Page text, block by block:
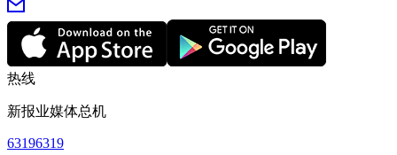
热线
新报业媒体总机
63196319